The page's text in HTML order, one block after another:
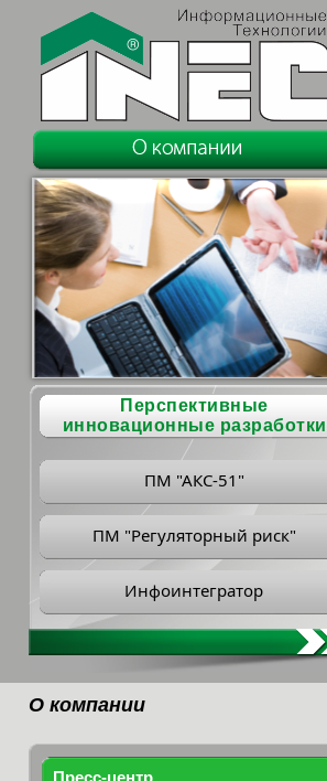
Перспективные
инновационные разработки
ПМ "АКС-51"
ПМ "Регуляторный риск"
Инфоинтегратор
О компании
Пресс-центр